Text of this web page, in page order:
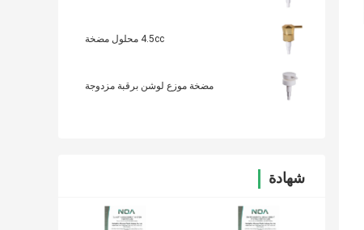
4.5cc محلول مضخة
مضخة موزع لوشن برقبة مزدوجة
شهادة